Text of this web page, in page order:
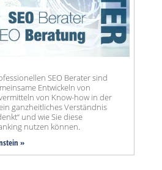
SEO Berater sind
Entwickeln von
von Know-how in der
ganzheitliches Verständnis
und wie Sie diese
nutzen können.
»